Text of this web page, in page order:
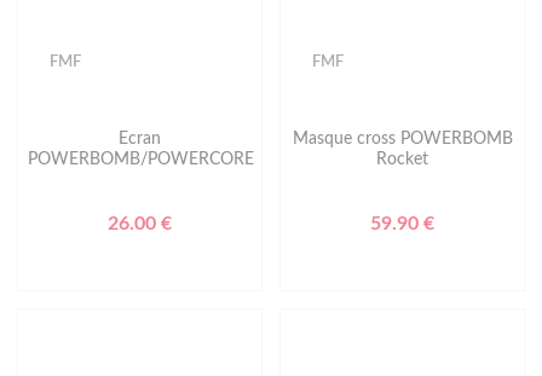
FMF
Ecran
POWERBOMB/POWERCORE
26.00 €
FMF
Masque cross POWERBOMB
Rocket
59.90 €